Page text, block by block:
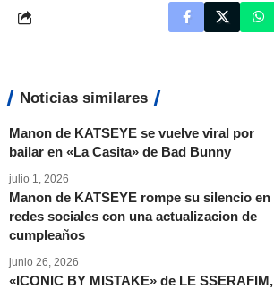
Noticias similares
Manon de KATSEYE se vuelve viral por
bailar en «La Casita» de Bad Bunny
julio 1, 2026
Manon de KATSEYE rompe su silencio en
redes sociales con una actualizacion de
cumpleaños
junio 26, 2026
«ICONIC BY MISTAKE» de LE SSERAFIM,